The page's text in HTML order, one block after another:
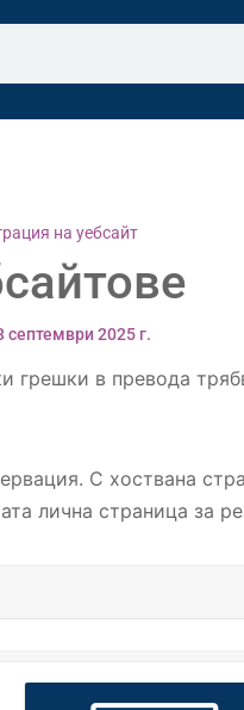
на уебсайт
септември 2025 г.
грешки в превода
С хоствана
лична страница за